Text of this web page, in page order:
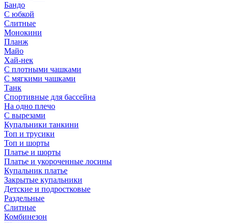
Бандо
С юбкой
Слитные
Монокини
Планж
Майо
Хай-нек
С плотными чашками
С мягкими чашками
Танк
Спортивные для бассейна
На одно плечо
С вырезами
Купальники танкини
Топ и трусики
Топ и шорты
Платье и шорты
Платье и укороченные лосины
Купальник платье
Закрытые купальники
Детские и подростковые
Раздельные
Слитные
Комбинезон